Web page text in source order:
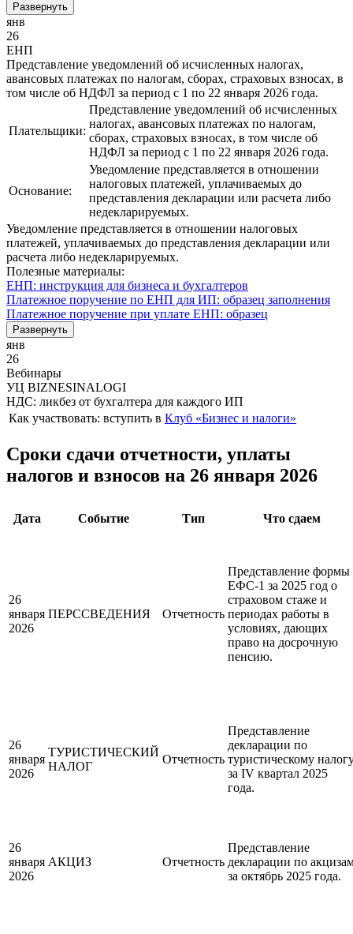
Развернуть
янв
26
ЕНП
Представление уведомлений об исчисленных налогах,
авансовых платежах по налогам, сборах, страховых взносах, в
том числе об НДФЛ за период с 1 по 22 января 2026 года.
Плательщики:
Представление уведомлений об исчисленных
налогах, авансовых платежах по налогам,
сборах, страховых взносах, в том числе об
НДФЛ за период с 1 по 22 января 2026 года.
Основание:
Уведомление представляется в отношении
налоговых платежей, уплачиваемых до
представления декларации или расчета либо
недекларируемых.
Уведомление представляется в отношении налоговых
платежей, уплачиваемых до представления декларации или
расчета либо недекларируемых.
Полезные материалы:
ЕНП: инструкция для бизнеса и бухгалтеров
Платежное поручение по ЕНП для ИП: образец заполнения
Платежное поручение при уплате ЕНП: образец
Развернуть
янв
26
Вебинары
УЦ BIZNESINALOGI
НДС: ликбез от бухгалтера для каждого ИП
Как участвовать: вступить в Клуб «Бизнес и налоги»
Сроки сдачи отчетности, уплаты
налогов и взносов на 26 января 2026
Дата Событие Тип Что сдаем
26
января
2026
ПЕРССВЕДЕНИЯ Отчетность
Представление формы
ЕФС-1 за 2025 год о
страховом стаже и
периодах работы в
условиях, дающих
право на досрочную
пенсию.
26
января
2026
ТУРИСТИЧЕСКИЙ
НАЛОГ
Отчетность
Представление
декларации по
туристическому
за IV квартал 2025
года.
26
января
2026
АКЦИЗ Отчетность
Представление
декларации по
за октябрь 2025 года.